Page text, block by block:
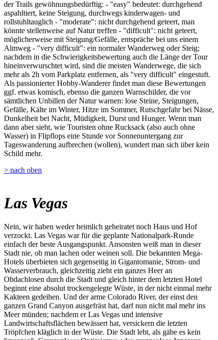
der Trails gewöhnungsbedürftig: - "easy" bedeutet: durchgehend
aspahltiert, keine Steigung, durchwegs kinderwagen- und
rollstuhltauglich - "moderate": nicht durchgehend geteert, man
könnte stellenweise auf Natur treffen - "difficult": nicht geteert,
möglicherweise mit Steigung/Gefälle, entspräche bei uns einem
Almweg - "very difficult": ein normaler Wanderweg oder Steig;
nachdem in die Schwierigkeitsbewertung auch die Länge der Tour
hineinverwurschtet wird, sind die meisten Wanderwege, die sich
mehr als 2h vom Parkplatz entfernen, als "very difficult" eingestuft.
Als passionierter Hobby-Wanderer findet man diese Bewertungen
ggf. etwas komisch, ebenso die ganzen Warnschilder, die vor
sämtlichen Unbillen der Natur warnen: lose Steine, Steigungen,
Gefälle, Kälte im Winter, Hitze im Sommer, Rutschgefahr bei Nässe,
Dunkelheit bei Nacht, Müdigkeit, Durst und Hunger. Wenn man
dann aber sieht, wie Touristen ohne Rucksack (also auch ohne
Wasser) in Flipflops eine Stunde vor Sonnenuntergang zur
Tageswanderung aufbrechen (wollen), wundert man sich über kein
Schild mehr.
> nach oben
Las Vegas
Nein, wir haben weder heimlich geheiratet noch Haus und Hof
verzockt. Las Vegas war für die geplante Nationalpark-Runde
einfach der beste Ausgangspunkt. Ansonsten weiß man in dieser
Stadt nie, ob man lachen oder weinen soll. Die bekannten Mega-
Hotels überbieten sich gegenseitig in Gigantomanie, Strom- und
Wasserverbrauch, gleichzeitig zieht ein ganzes Heer an
Obdachlosen durch die Stadt und gleich hinter dem letzten Hotel
beginnt eine absolut trockengelegte Wüste, in der nicht einmal mehr
Kakteen gedeihen. Und der arme Colorado River, der einst den
ganzen Grand Canyon ausgefräst hat, darf nun nicht mal mehr ins
Meer münden; nachdem er Las Vegas und intensive
Landwirtschaftsflächen bewässert hat, versickern die letzten
Tröpfchen kläglich in der Wüste. Die Stadt lebt, als gäbe es kein